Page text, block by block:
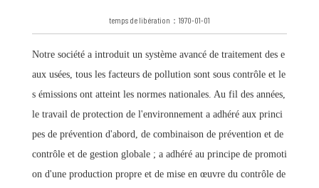
temps de libération：1970-01-01
Notre société a introduit un système avancé de traitement des e
aux usées, tous les facteurs de pollution sont sous contrôle et le
s émissions ont atteint les normes nationales. Au fil des années,
le travail de protection de l'environnement a adhéré aux princi
pes de prévention d'abord, de combinaison de prévention et de
contrôle et de gestion globale ; a adhéré au principe de promoti
on d'une production propre et de mise en œuvre du contrôle de